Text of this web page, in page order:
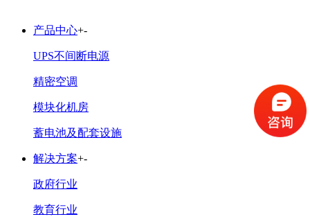
产品中心+-
UPS不间断电源
精密空调
模块化机房
蓄电池及配套设施
解决方案+-
政府行业
教育行业